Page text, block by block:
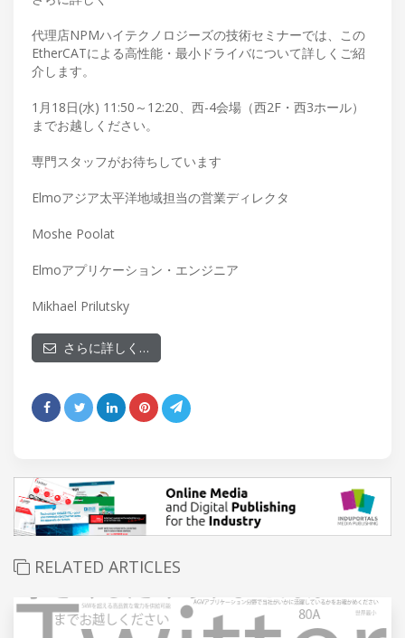
代理店NPMハイテクノロジーズの技術セミナーでは、この
EtherCATによる高性能・最小ドライバについて詳しくご紹
介します。
1月18日(水) 11:50～12:20、西-4会場（西2F・西3ホール）
までお越しください。
専門スタッフがお待ちしています
Elmoアジア太平洋地域担当の営業ディレクタ
Moshe Poolat
Elmoアプリケーション・エンジニア
Mikhael Prilutsky
さらに詳しく…
RELATED ARTICLES